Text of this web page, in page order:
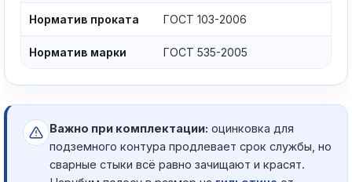
Норматив проката ГОСТ 103-2006
Норматив марки ГОСТ 535-2005
Важно при комплектации: оцинковка для
подземного контура продлевает срок службы, но
сварные стыки всё равно зачищают и красят.